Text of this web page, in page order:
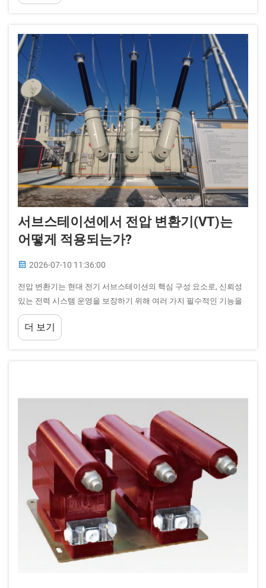
서브스테이션에서 전압 변환기(VT)는
어떻게 적용되는가?
2026-07-10 11:36:00
전압 변환기는 현대 전기 서브스테이션의 핵심 구성 요소로, 신뢰성
있는 전력 시스템 운영을 보장하기 위해 여러 가지 필수적인 기능을
수행합니다. 이 정밀 장치는 전위 변환기(Potential Transformer)라고
도 불리며, 고전압을 ...
더 보기